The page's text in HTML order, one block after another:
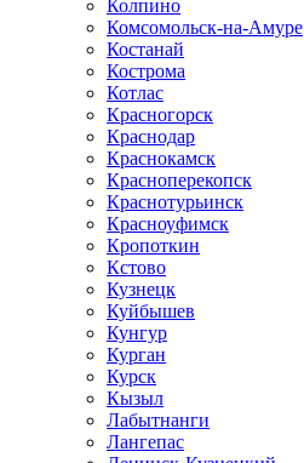
Колпино
Комсомольск-на-Амуре
Костанай
Кострома
Котлас
Красногорск
Краснодар
Краснокамск
Красноперекопск
Краснотурьинск
Красноуфимск
Кропоткин
Кстово
Кузнецк
Куйбышев
Кунгур
Курган
Курск
Кызыл
Лабытнанги
Лангепас